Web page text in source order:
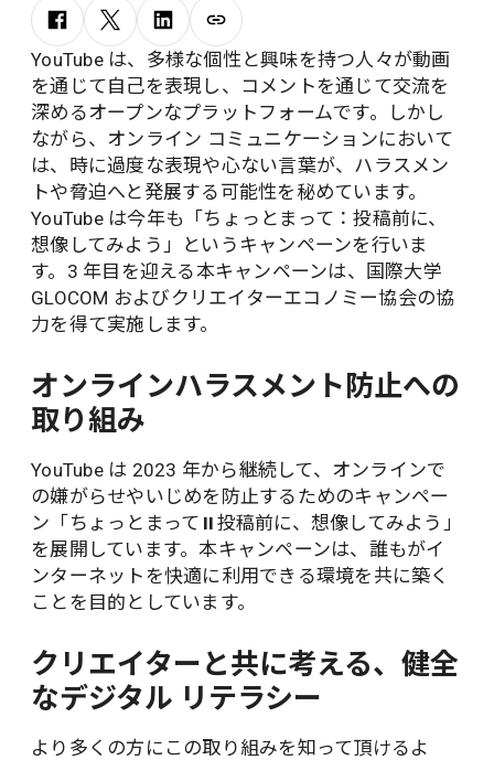
YouTube は、多様な個性と興味を持つ人々が動画
を通じて自己を表現し、コメントを通じて交流を
深めるオープンなプラットフォームです。しかし
ながら、オンライン コミュニケーションにおいて
は、時に過度な表現や心ない言葉が、ハラスメン
トや脅迫へと発展する可能性を秘めています。
YouTube は今年も「ちょっとまって：投稿前に、
想像してみよう」というキャンペーンを行いま
す。3 年目を迎える本キャンペーンは、国際大学
GLOCOM およびクリエイターエコノミー協会の協
力を得て実施します。
オンラインハラスメント防止への
取り組み
YouTube は 2023 年から継続して、オンラインで
の嫌がらせやいじめを防止するためのキャンペー
ン「ちょっとまって⏸️投稿前に、想像してみよう」
を展開しています。本キャンペーンは、誰もがイ
ンターネットを快適に利用できる環境を共に築く
ことを目的としています。
クリエイターと共に考える、健全
なデジタル リテラシー
より多くの方にこの取り組みを知って頂けるよ